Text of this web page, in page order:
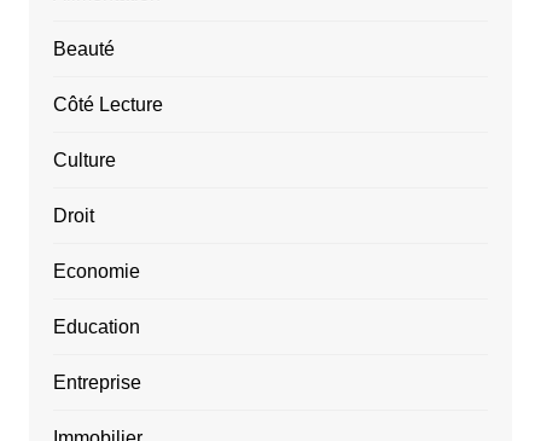
Beauté
Côté Lecture
Culture
Droit
Economie
Education
Entreprise